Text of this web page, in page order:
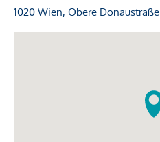
1020 Wien, Obere Donaustraße